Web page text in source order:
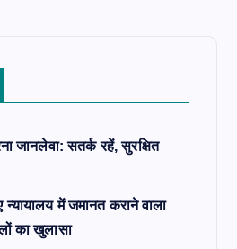
जानलेवा: सतर्क रहें, सुरक्षित
न्यायालय में जमानत कराने वाला
का खुलासा